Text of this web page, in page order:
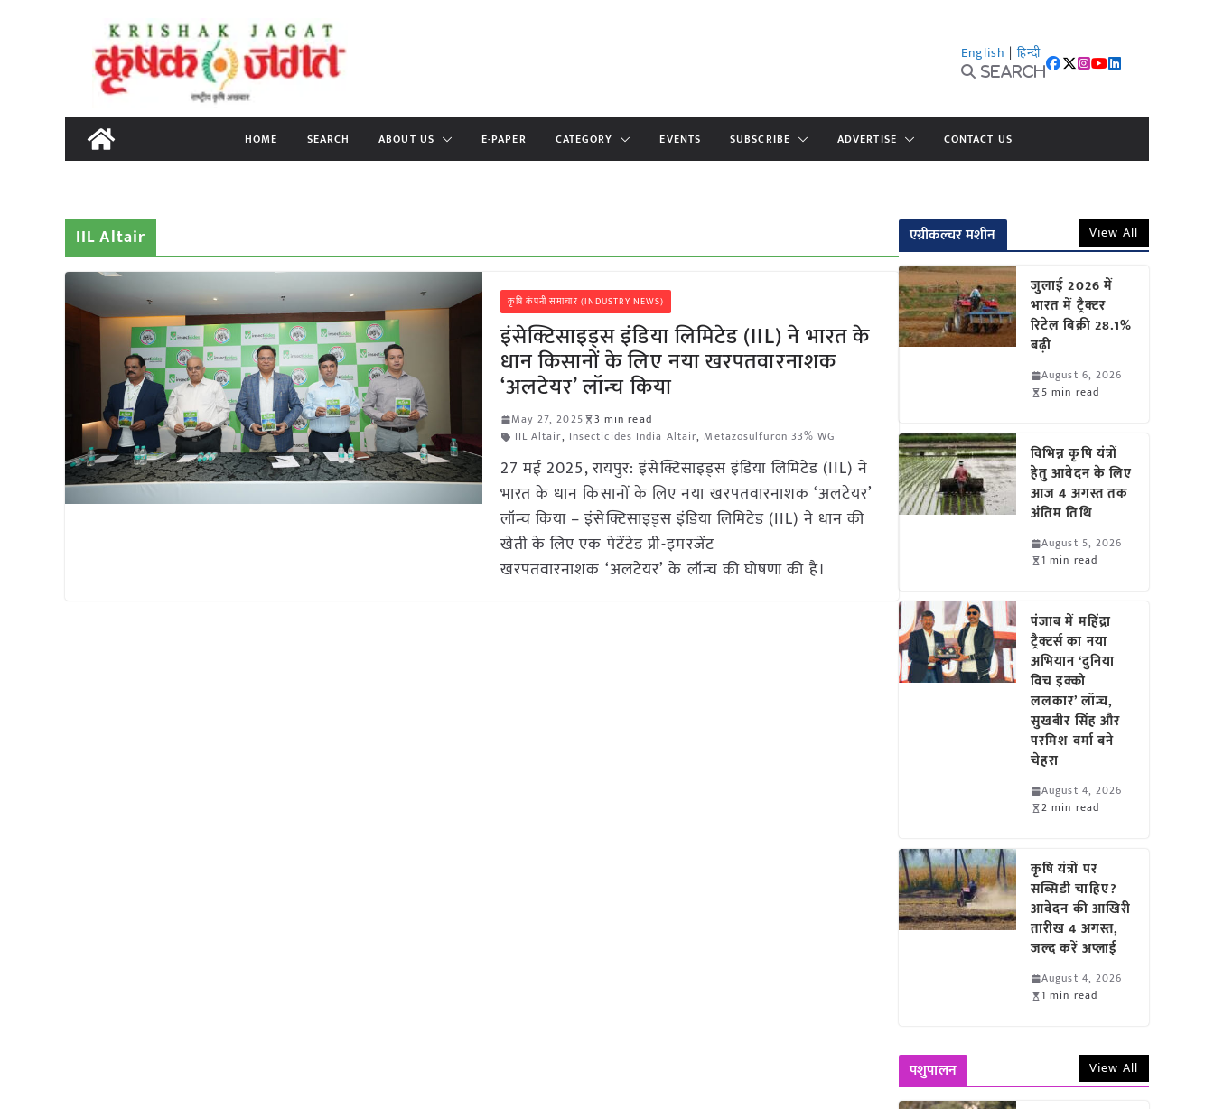
content
English | हिन्दी
Search
HOME SEARCH ABOUT US E-PAPER CATEGORY EVENTS SUBSCRIBE ADVERTISE CONTACT US
IIL Altair
कृषि कंपनी समाचार (INDUSTRY NEWS)
इंसेक्टिसाइड्स इंडिया लिमिटेड (IIL) ने भारत के
धान किसानों के लिए नया खरपतवारनाशक
‘अलटेयर’ लॉन्च किया
May 27, 2025
3 min read
IIL Altair, Insecticides India Altair,Metazosulfuron 33% WG
27 मई 2025, रायपुर: इंसेक्टिसाइड्स इंडिया लिमिटेड (IIL) ने
भारत के धान किसानों के लिए नया खरपतवारनाशक ‘अलटेयर’
लॉन्च किया – इंसेक्टिसाइड्स इंडिया लिमिटेड (IIL) ने धान की
खेती के लिए एक पेटेंटेड प्री-इमरजेंट
खरपतवारनाशक ‘अलटेयर’ के लॉन्च की घोषणा की है।
एग्रीकल्चर मशीन View All
जुलाई 2026 में
भारत में ट्रैक्टर
रिटेल बिक्री 28.1%
बढ़ी
August 6, 2026
5 min read
विभिन्न कृषि यंत्रों
हेतु आवेदन के लिए
आज 4 अगस्त तक
अंतिम तिथि
August 5, 2026
1 min read
पंजाब में महिंद्रा
ट्रैक्टर्स का नया
अभियान ‘दुनिया
विच इक्को
ललकार’ लॉन्च,
सुखबीर सिंह और
परमिश वर्मा बने
चेहरा
August 4, 2026
2 min read
कृषि यंत्रों पर
सब्सिडी चाहिए?
आवेदन की आखिरी
तारीख 4 अगस्त,
जल्द करें अप्लाई
August 4, 2026
1 min read
पशुपालन View All